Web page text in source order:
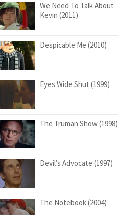
We Need To Talk About
Kevin (2011)
Despicable Me (2010)
Eyes Wide Shut (1999)
The Truman Show (1998)
Devil’s Advocate (1997)
The Notebook (2004)